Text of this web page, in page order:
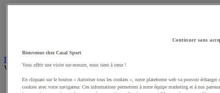
Sifflets
Récompenses sportives
Voir tous les produits
Coupes et trophées sportifs
Continuer sans
Bienvenue chez Casal Sport
Vous offrir une visite sur-mesure, nous tient à cœur !
En cliquant sur le bouton « Autoriser tous les cookies », notre plateforme web va pouvoir échanger
cookies avec votre navigateur. Ces informations permettent à notre équipe marketing et à nos